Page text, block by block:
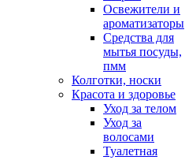
Освежители и
ароматизаторы
Средства для
мытья посуды,
пмм
Колготки, носки
Красота и здоровье
Уход за телом
Уход за
волосами
Туалетная